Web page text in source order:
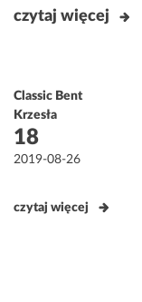
czytaj więcej
Classic Bent
Krzesła
18
Opublikowane
2019-08-26
czytaj więcej